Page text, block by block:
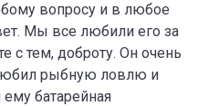
вопросу и в любое
Мы все любили его за
с тем, доброту. Он очень
рыбную ловлю и
батарейная